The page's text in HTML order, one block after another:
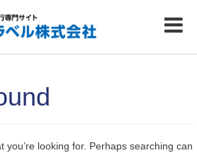
you’re looking for. Perhaps searching can